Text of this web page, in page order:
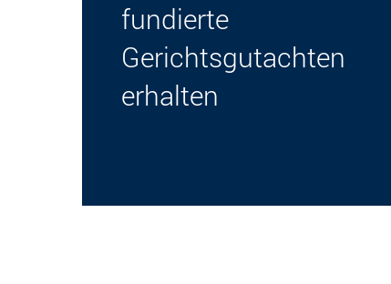
fundierte
Gerichtsgutachten
erhalten